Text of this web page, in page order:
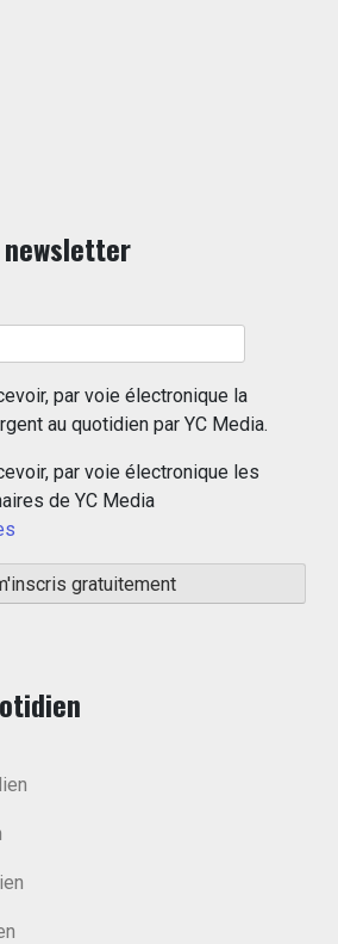
par voie électronique la
au quotidien par YC Media.
par voie électronique les
de YC Media